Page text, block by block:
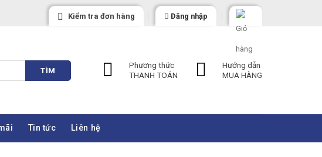
Kiểm tra đơn hàng Đăng nhập
TÌM
Phương thức
THANH TOÁN
Hướng dẫn
MUA HÀNG
Tin tức Liên hệ